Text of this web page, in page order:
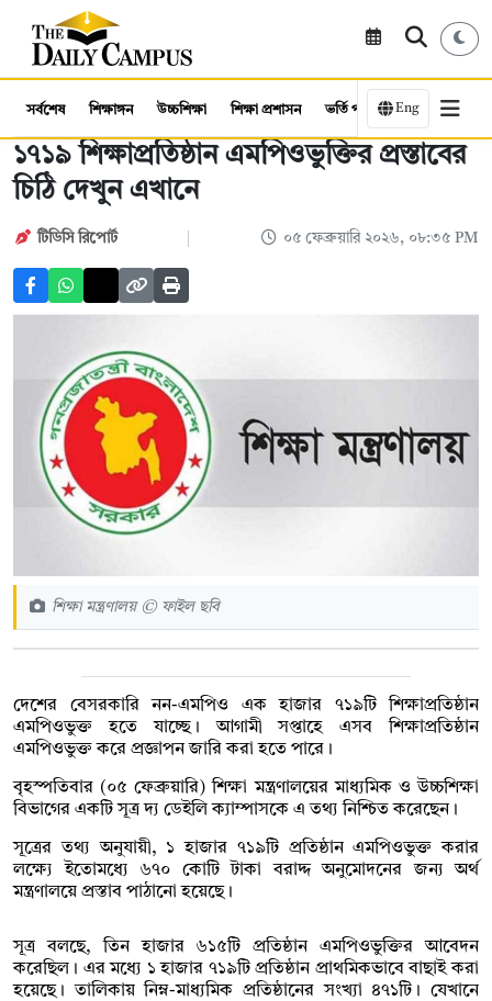
সর্বশেষ শিক্ষাঙ্গন উচ্চশিক্ষা শিক্ষা প্রশাসন ভর্তি পরীক্ষা কর্মসংস্থান
Eng
১৭১৯ শিক্ষাপ্রতিষ্ঠান এমপিওভুক্তির প্রস্তাবের
চিঠি দেখুন এখানে
টিডিসি রিপোর্ট ০৫ ফেব্রুয়ারি ২০২৬, ০৮:৩৫ PM
শিক্ষা মন্ত্রণালয় © ফাইল ছবি
দেশের বেসরকারি নন-এমপিও এক হাজার ৭১৯টি শিক্ষাপ্রতিষ্ঠান
এমপিওভুক্ত হতে যাচ্ছে। আগামী সপ্তাহে এসব শিক্ষাপ্রতিষ্ঠান
এমপিওভুক্ত করে প্রজ্ঞাপন জারি করা হতে পারে।
বৃহস্পতিবার (০৫ ফেব্রুয়ারি) শিক্ষা মন্ত্রণালয়ের মাধ্যমিক ও উচ্চশিক্ষা
বিভাগের একটি সূত্র দ্য ডেইলি ক্যাম্পাসকে এ তথ্য নিশ্চিত করেছেন।
সূত্রের তথ্য অনুযায়ী, ১ হাজার ৭১৯টি প্রতিষ্ঠান এমপিওভুক্ত করার
লক্ষ্যে ইতোমধ্যে ৬৭০ কোটি টাকা বরাদ্দ অনুমোদনের জন্য অর্থ
মন্ত্রণালয়ে প্রস্তাব পাঠানো হয়েছে।
সূত্র বলছে, তিন হাজার ৬১৫টি প্রতিষ্ঠান এমপিওভুক্তির আবেদন
করেছিল। এর মধ্যে ১ হাজার ৭১৯টি প্রতিষ্ঠান প্রাথমিকভাবে বাছাই করা
হয়েছে। তালিকায় নিম্ন-মাধ্যমিক প্রতিষ্ঠানের সংখ্যা ৪৭১টি। যেখানে